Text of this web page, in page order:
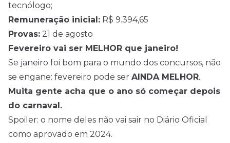
tecnólogo;
Remuneração inicial: R$ 9.394,65
Provas: 21 de agosto
Fevereiro vai ser MELHOR que janeiro!
Se janeiro foi bom para o mundo dos concursos, não
se engane: fevereiro pode ser AINDA MELHOR.
Muita gente acha que o ano só começar depois
do carnaval.
Spoiler: o nome deles não vai sair no Diário Oficial
como aprovado em 2024.